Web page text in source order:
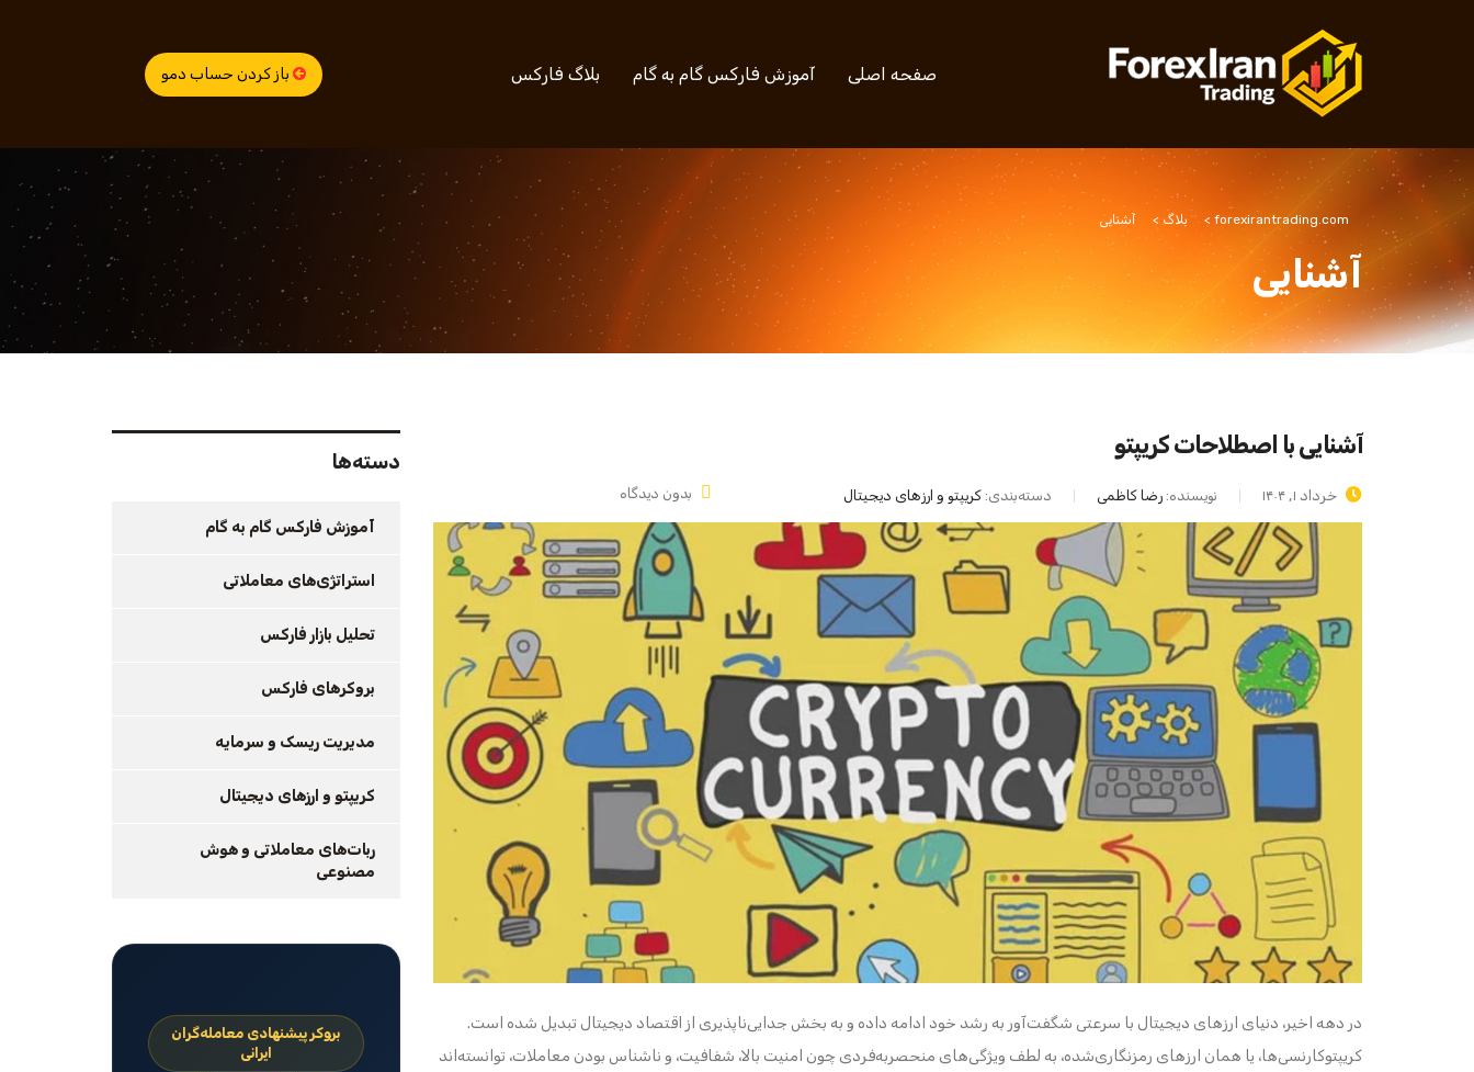
بلاگ فارکس آموزش فارکس گام به گام صفحه اصلی باز کردن حساب دمو
forexirantrading.com
> بلاگ > آشنایی
آشنایی
آشنایی با اصطلاحات کریپتو
خرداد ۱, ۱۴۰۴ نویسنده: رضا کاظمی دسته‌بندی: کریپتو و ارزهای دیجیتال بدون دیدگاه
در دهه اخیر، دنیای ارزهای دیجیتال با سرعتی شگفت‌آور به رشد خود ادامه داده و به بخش جدایی‌ناپذیری از اقتصاد دیجیتال تبدیل شده است.
کریپتوکارنسی‌ها، یا همان ارزهای رمزنگاری‌شده، به لطف ویژگی‌های منحصربه‌فردی چون امنیت بالا، شفافیت، و ناشناس بودن معاملات، توانسته‌اند
دسته‌ها
آموزش فارکس گام به گام
استراتژی‌های معاملاتی
تحلیل بازار فارکس
بروکرهای فارکس
مدیریت ریسک و سرمایه
کریپتو و ارزهای دیجیتال
ربات‌های معاملاتی و هوش
مصنوعی
بروکر پیشنهادی معامله‌گران
ایرانی